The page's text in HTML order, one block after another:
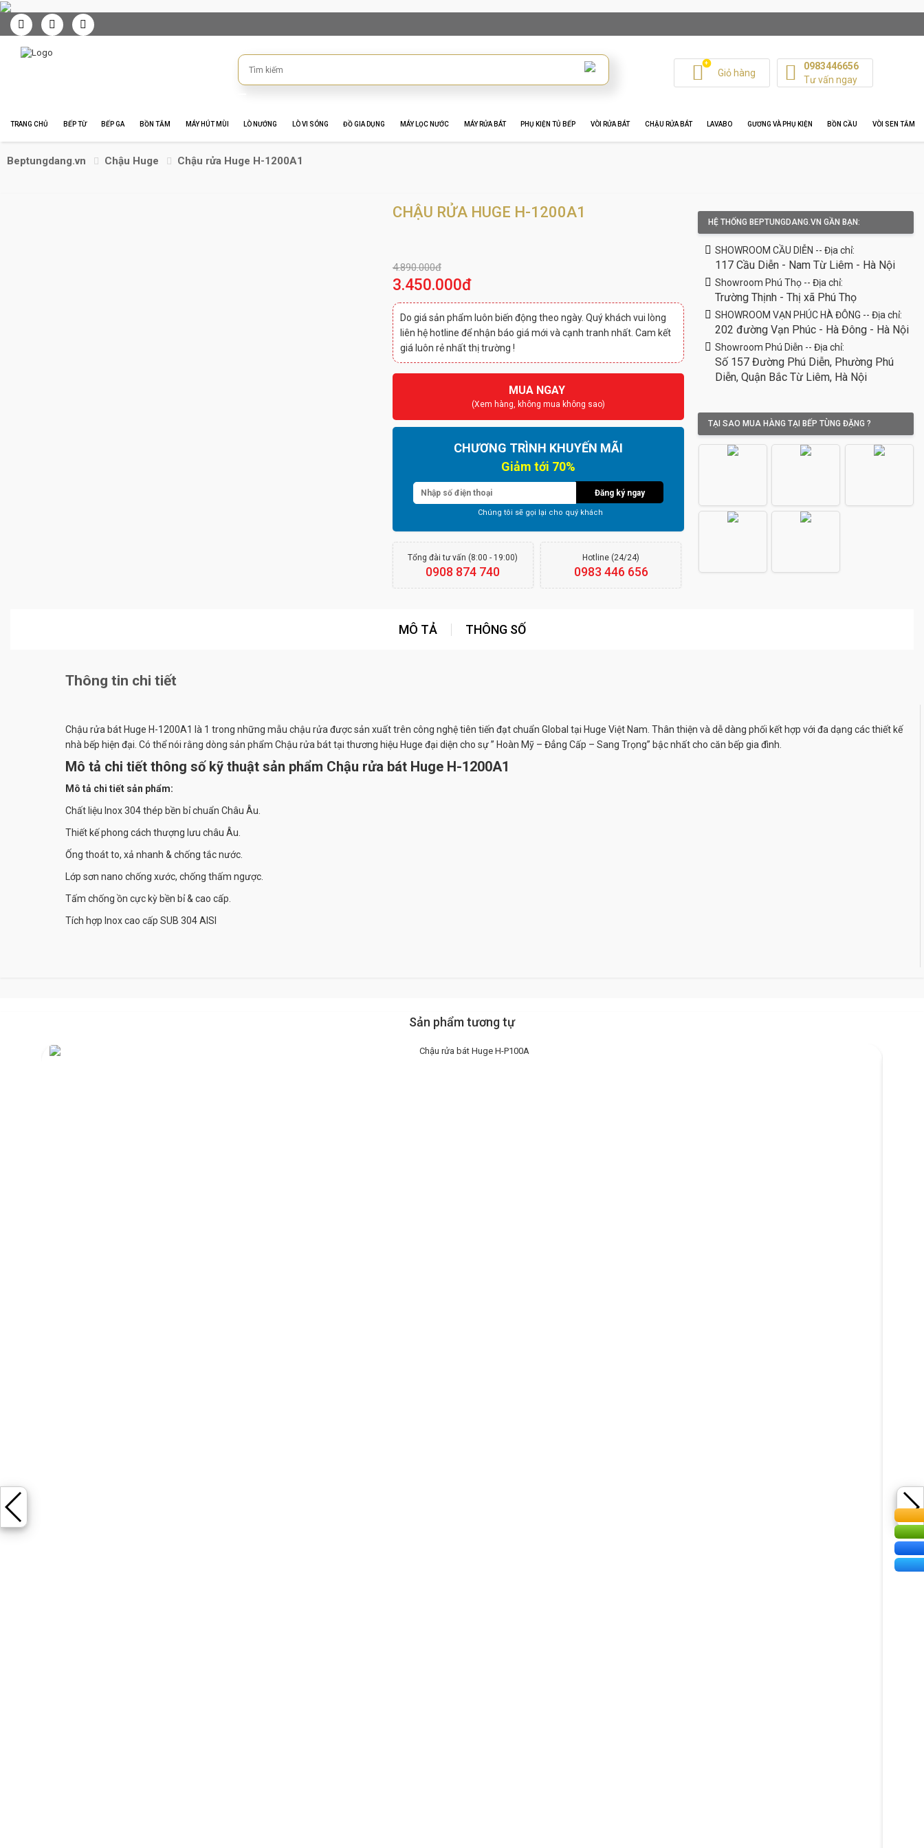
+
Giỏ hàng
0983446656
Tư vấn ngay
TRANG CHỦ BẾP TỪ BẾP GA BỒN TẮM MÁY HÚT MÙI LÒ NƯỚNG LÒ VI SÓNG ĐỒ GIA DỤNG MÁY LỌC NƯỚC MÁY RỬA BÁT PHỤ KIỆN TỦ BẾP VÒI RỬA BÁT CHẬU RỬA BÁT LAVABO GƯƠNG VÀ PHỤ KIỆN BỒN CẦU VÒI SEN TẮM
Beptungdang.vn Chậu Huge Chậu rửa Huge H-1200A1
CHẬU RỬA HUGE H-1200A1
4.890.000đ
3.450.000đ
Do giá sản phẩm luôn biến động theo ngày. Quý khách vui lòng
liên hệ hotline để nhận báo giá mới và cạnh tranh nhất. Cam kết
giá luôn rẻ nhất thị trường !
MUA NGAY
(Xem hàng, không mua không sao)
CHƯƠNG TRÌNH KHUYẾN MÃI
Giảm tới 70%
Đăng ký ngay
Chúng tôi sẽ gọi lại cho quý khách
Tổng đài tư vấn (8:00 - 19:00)
0908 874 740
Hotline (24/24)
0983 446 656
HỆ THỐNG BEPTUNGDANG.VN GẦN BẠN:
SHOWROOM CẦU DIỄN -- Địa chỉ:
117 Cầu Diễn - Nam Từ Liêm - Hà Nội
Showroom Phú Thọ -- Địa chỉ:
Trường Thịnh - Thị xã Phú Thọ
SHOWROOM VẠN PHÚC HÀ ĐÔNG -- Địa chỉ:
202 đường Vạn Phúc - Hà Đông - Hà Nội
Showroom Phú Diễn -- Địa chỉ:
Số 157 Đường Phú Diễn, Phường Phú
Diễn, Quận Bắc Từ Liêm, Hà Nội
TẠI SAO MUA HÀNG TẠI BẾP TÙNG ĐẶNG ?
MÔ TẢ THÔNG SỐ
Thông tin chi tiết
Chậu rửa bát Huge H-1200A1 là 1 trong những mẫu chậu rửa được sản xuất trên công nghệ tiên tiến đạt chuẩn Global tại Huge Việt Nam. Thân thiện và dễ dàng phối kết hợp với đa dạng các thiết kế
nhà bếp hiện đại. Có thể nói rằng dòng sản phẩm Chậu rửa bát tại thương hiệu Huge đại diện cho sự ” Hoàn Mỹ – Đẳng Cấp – Sang Trọng” bậc nhất cho căn bếp gia đình.
Mô tả chi tiết thông số kỹ thuật sản phẩm Chậu rửa bát Huge H-1200A1
Mô tả chi tiết sản phẩm:
Chất liệu Inox 304 thép bền bỉ chuẩn Châu Âu.
Thiết kế phong cách thượng lưu châu Âu.
Ống thoát to, xả nhanh & chống tắc nước.
Lớp sơn nano chống xước, chống thấm ngược.
Tấm chống ồn cực kỳ bền bỉ & cao cấp.
Tích hợp Inox cao cấp SUB 304 AISI
Sản phẩm tương tự